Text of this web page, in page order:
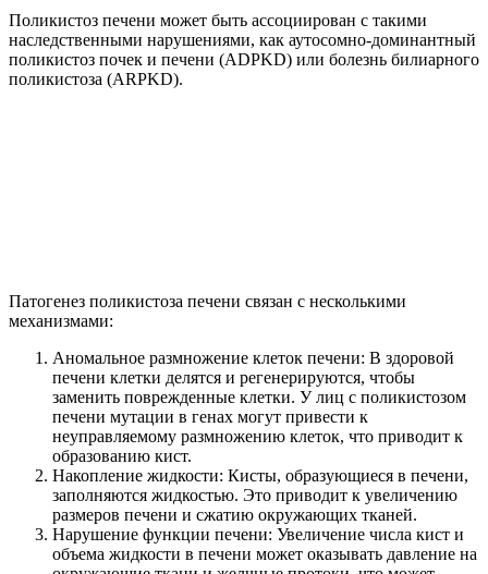
Поликистоз печени может быть ассоциирован с такими
наследственными нарушениями, как аутосомно-доминантный
поликистоз почек и печени (ADPKD) или болезнь билиарного
поликистоза (ARPKD).
Патогенез поликистоза печени связан с несколькими
механизмами:
Аномальное размножение клеток печени: В здоровой
печени клетки делятся и регенерируются, чтобы
заменить поврежденные клетки. У лиц с поликистозом
печени мутации в генах могут привести к
неуправляемому размножению клеток, что приводит к
образованию кист.
Накопление жидкости: Кисты, образующиеся в печени,
заполняются жидкостью. Это приводит к увеличению
размеров печени и сжатию окружающих тканей.
Нарушение функции печени: Увеличение числа кист и
объема жидкости в печени может оказывать давление на